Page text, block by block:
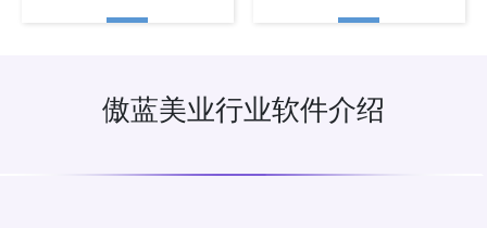
傲蓝美业行业软件介绍